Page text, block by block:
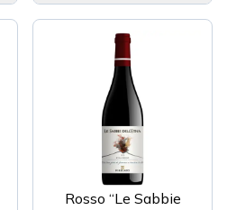
Rosso “Le Sabbie